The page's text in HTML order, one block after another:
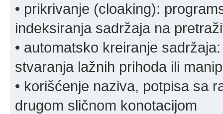
• prikrivanje (cloaking):
indeksiranja sadržaja na
• automatsko kreiranje
stvaranja lažnih prihoda ili
• korišćenje naziva, potpisa sa
drugom sličnom konotacijom